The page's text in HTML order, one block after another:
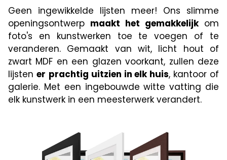
Geen ingewikkelde lijsten meer! Ons slimme
openingsontwerp maakt het gemakkelijkom
foto's en kunstwerken toe te voegen of te
veranderen. Gemaakt van wit, licht hout of
zwart MDF en een glazen voorkant, zullen deze
lijsten er prachtig uitzien in elk huis, kantoor of
galerie. Met een ingebouwde witte vatting die
elk kunstwerk in een meesterwerk verandert.